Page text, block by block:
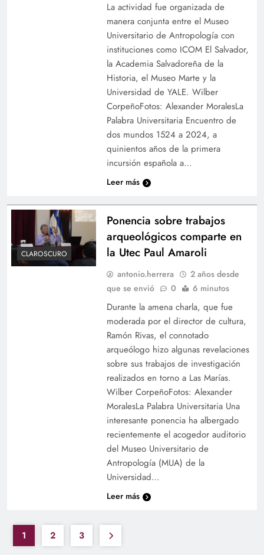
La actividad fue organizada de
manera conjunta entre el Museo
Universitario de Antropología con
instituciones como ICOM El Salvador,
la Academia Salvadoreña de la
Historia, el Museo Marte y la
Universidad de YALE. Wilber
CorpeñoFotos: Alexander MoralesLa
Palabra Universitaria Encuentro de
dos mundos 1524 a 2024, a
quinientos años de la primera
incursión española a…
Leer más
CLAROSCURO
Ponencia sobre trabajos
arqueológicos comparte en
la Utec Paul Amaroli
antonio.herrera
2 años desde
que se envió
0 6 minutos
Durante la amena charla, que fue
moderada por el director de cultura,
Ramón Rivas, el connotado
arqueólogo hizo algunas revelaciones
sobre sus trabajos de investigación
realizados en torno a Las Marías.
Wilber CorpeñoFotos: Alexander
MoralesLa Palabra Universitaria Una
interesante ponencia ha albergado
recientemente el acogedor auditorio
del Museo Universitario de
Antropología (MUA) de la
Universidad…
Leer más
1 2 3